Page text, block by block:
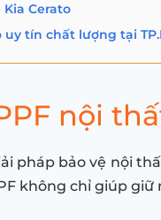
Cerato
tín chất lượng tại
nội
pháp bảo vệ nội
không chỉ giúp